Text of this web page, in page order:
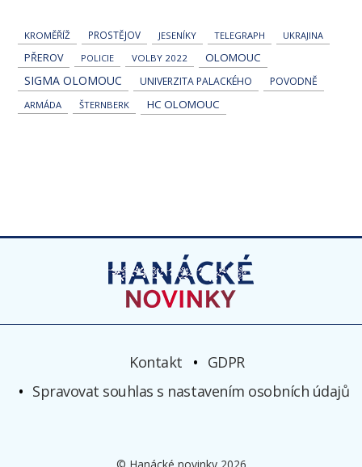
KROMĚŘÍŽ PROSTĚJOV JESENÍKY TELEGRAPH UKRAJINA
PŘEROV POLICIE VOLBY 2022 OLOMOUC
SIGMA OLOMOUC UNIVERZITA PALACKÉHO POVODNĚ
ARMÁDA ŠTERNBERK HC OLOMOUC
Kontakt
GDPR
Spravovat souhlas s nastavením osobních údajů